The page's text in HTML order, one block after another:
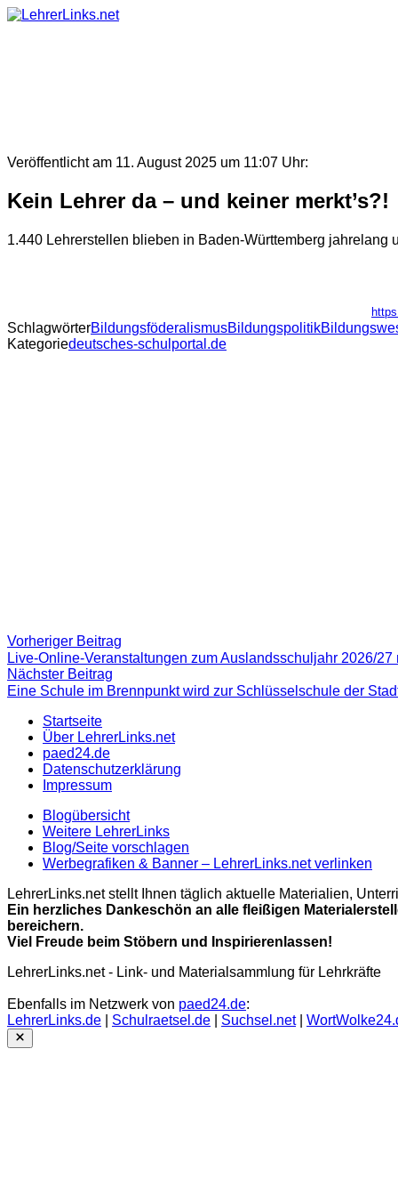
Skip
Veröffentlicht am 11. August 2025 um 11:07 Uhr:
Kein Lehrer da – und keiner merkt’s?!
1.440 Lehrerstellen blieben in Baden-Württemberg
SchlagwörterBildungsföderalismusBildungspolitik
Kategoriedeutsches-schulportal.de
Beitragsnavigation
Vorheriger Beitrag
Beitrag:
Live-Online-Veranstaltungen zum Auslandsschuljahr 2026/
Nächster Beitrag
Beitrag
Eine Schule im Brennpunkt wird zur Schlüsselschule der
Startseite
Über LehrerLinks.net
paed24.de
Datenschutzerklärung
Impressum
Blogübersicht
Weitere LehrerLinks
Blog/Seite vorschlagen
Werbegrafiken & Banner – LehrerLinks.net verlinken
LehrerLinks.net stellt Ihnen täglich aktuelle Materialien,
Ein herzliches Dankeschön an alle fleißigen
bereichern.
Viel Freude beim Stöbern und Inspirierenlassen!
LehrerLinks.net - Link- und Materialsammlung für Lehrkräfte
Ebenfalls im Netzwerk von paed24.de:
LehrerLinks.de
Schulraetsel.de Suchsel.net|
Close